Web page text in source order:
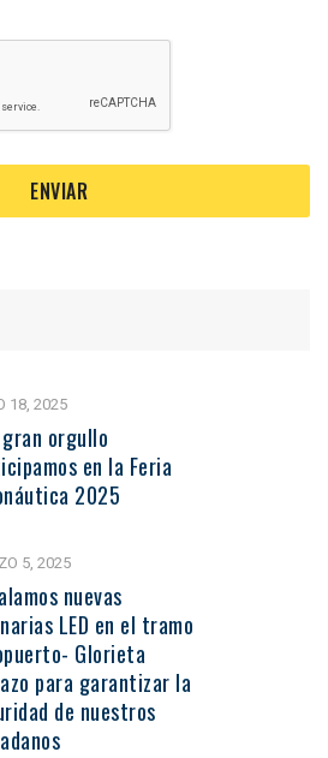
18, 2025
orgullo
en la Feria
2025
5, 2025
nuevas
LED en el tramo
Glorieta
para garantizar la
de nuestros